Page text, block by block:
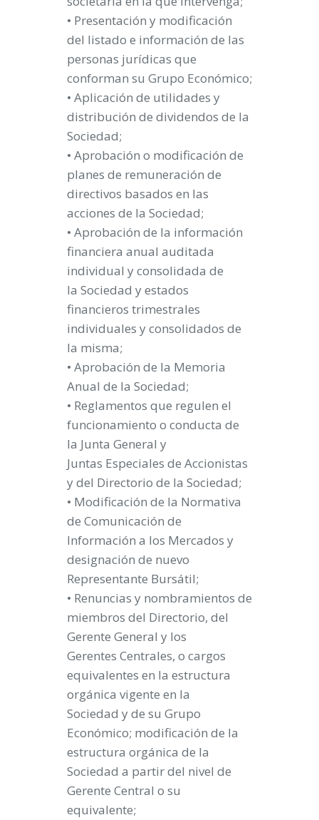
• Presentación y modificación
del listado e información de las
personas jurídicas que
conforman su Grupo Económico;
• Aplicación de utilidades y
distribución de dividendos de la
Sociedad;
• Aprobación o modificación de
planes de remuneración de
directivos basados en las
acciones de la Sociedad;
• Aprobación de la información
financiera anual auditada
individual y consolidada de
la Sociedad y estados
financieros trimestrales
individuales y consolidados de
la misma;
• Aprobación de la Memoria
Anual de la Sociedad;
• Reglamentos que regulen el
funcionamiento o conducta de
la Junta General y
Juntas Especiales de Accionistas
y del Directorio de la Sociedad;
• Modificación de la Normativa
de Comunicación de
Información a los Mercados y
designación de nuevo
Representante Bursátil;
• Renuncias y nombramientos de
miembros del Directorio, del
Gerente General y los
Gerentes Centrales, o cargos
equivalentes en la estructura
orgánica vigente en la
Sociedad y de su Grupo
Económico; modificación de la
estructura orgánica de la
Sociedad a partir del nivel de
Gerente Central o su
equivalente;